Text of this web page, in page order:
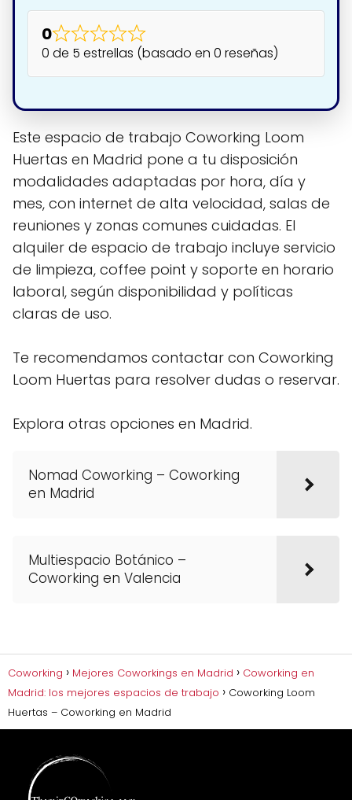
0
0 de 5 estrellas (basado en 0 reseñas)
Este espacio de trabajo Coworking Loom
Huertas en Madrid pone a tu disposición
modalidades adaptadas por hora, día y
mes, con internet de alta velocidad, salas de
reuniones y zonas comunes cuidadas. El
alquiler de espacio de trabajo incluye servicio
de limpieza, coffee point y soporte en horario
laboral, según disponibilidad y políticas
claras de uso.
Te recomendamos contactar con Coworking
Loom Huertas para resolver dudas o reservar.
Explora otras opciones en Madrid.
Nomad Coworking – Coworking
en Madrid
Multiespacio Botánico –
Coworking en Valencia
Coworking Mejores Coworkings en Madrid
Coworking en
Madrid: los mejores espacios de trabajo
Coworking Loom
Huertas – Coworking en Madrid